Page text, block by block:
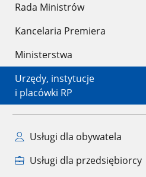
Rada Ministrów
Kancelaria Premiera
Ministerstwa
Urzędy, instytucje
i placówki RP
Usługi dla obywatela
Usługi dla przedsiębiorcy